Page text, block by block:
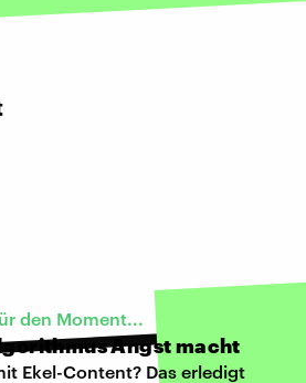
den Moment...
Angst macht
Ekel-Content? Das erledigt